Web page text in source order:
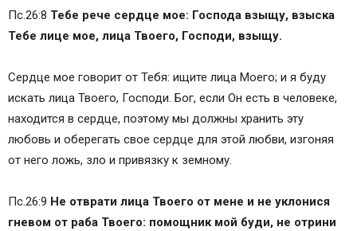
Пс.26:8 Тебе рече сердце мое: Господа взыщу, взыска
Тебе лице мое, лица Твоего, Господи, взыщу.
Сердце мое говорит от Тебя: ищите лица Моего; и я буду
искать лица Твоего, Господи. Бог, если Он есть в человеке,
находится в сердце, поэтому мы должны хранить эту
любовь и оберегать свое сердце для этой любви, изгоняя
от него ложь, зло и привязку к земному.
Пс.26:9 Не отврати лица Твоего от мене и не уклонися
гневом от раба Твоего: помощник мой буди, не отрини